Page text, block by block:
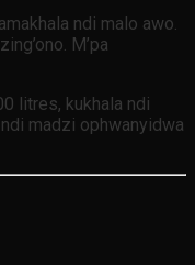
ndi malo awo.
M’pa
litres, kukhala ndi
madzi ophwanyidwa